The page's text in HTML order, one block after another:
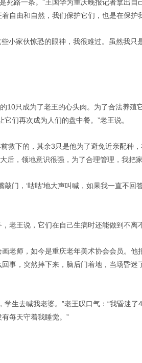
死路一条。”王国华为重庆晚报记者拿出
自由和自然，我们保护它们，也是在保护
小家伙惊恐的眼神，我很难过。虽然我
10只成为了老王的心头肉。为了合法养
们再次成为人们的盘中餐。”老王说。
救下的，其余3只是他为了避免近亲配种
后，领地意识很强，为了合理管理，我把
门，‘咕咕’地大声叫喊，如果我一直不
老王说，它们在自己生病时还能做到不离
老师，如今是重庆老年美术协会会员。
事，突然摔下来，脑后门着地，当场昏
生去喊我老婆。”老王叹口气：“我昏迷
每天守着我睡觉。”